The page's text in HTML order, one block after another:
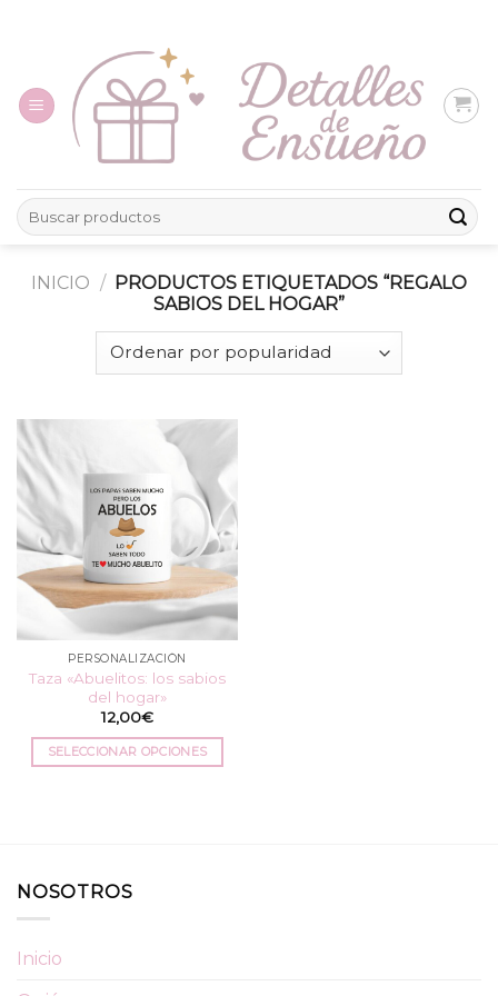
Buscar
por:
INICIO / PRODUCTOS ETIQUETADOS “REGALO
SABIOS DEL HOGAR”
PERSONALIZACIÓN
Taza «Abuelitos: los sabios
del hogar»
12,00€
SELECCIONAR OPCIONES
Las
NOSOTROS
Inicio